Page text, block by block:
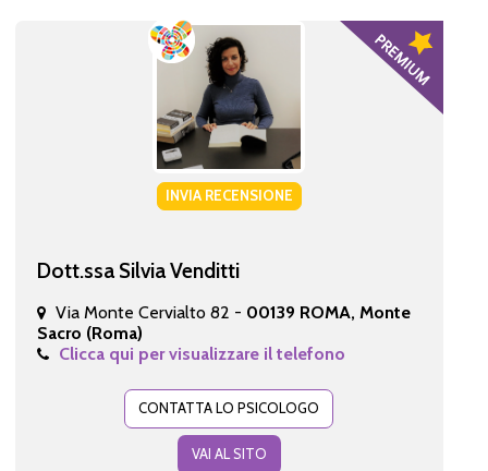
INVIA RECENSIONE
Dott.ssa Silvia Venditti
Via Monte Cervialto 82 - 00139 ROMA, Monte
Sacro (Roma)
Clicca qui per visualizzare il telefono
CONTATTA LO PSICOLOGO
VAI AL SITO